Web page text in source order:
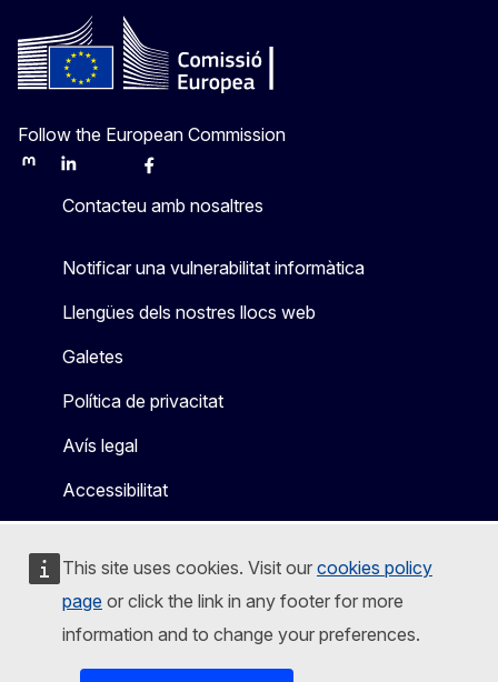
This site uses cookies. Visit our cookies policy
page or click the link in any footer for more
information and to change your preferences.
Follow the European Commission
MastodonLinkedInBlueskyFacebook
Contacteu amb nosaltres
Notificar una vulnerabilitat informàtica
Llengües dels nostres llocs web
Galetes
Política de privacitat
Avís legal
Accessibilitat